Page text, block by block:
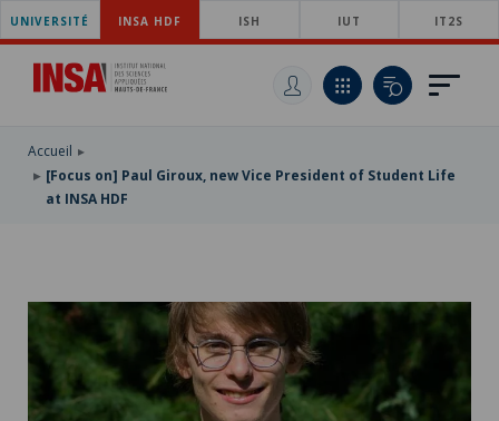
SKIP
TO
MAIN
NAVIGATION
SKIP
MAIN
SKIP
UNIVERSITÉ INSA HDF ISH IUT IT2S
Accueil
[Focus on] Paul Giroux, new Vice President of Student Life
at INSA HDF